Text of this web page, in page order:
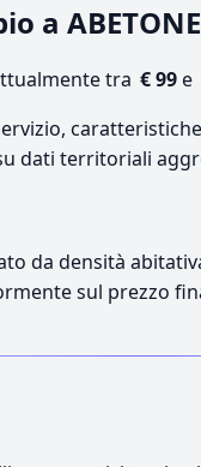
a ABETONE
tra € 99e
dati territoriali
da densità
sul prezzo